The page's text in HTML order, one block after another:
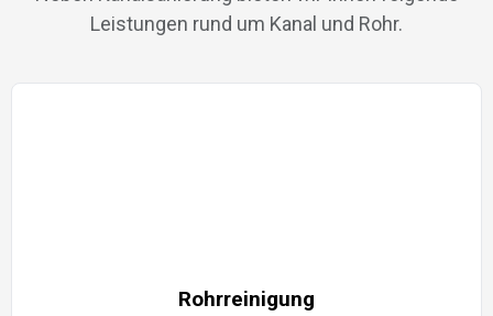
Leistungen rund um Kanal und Rohr.
Rohrreinigung